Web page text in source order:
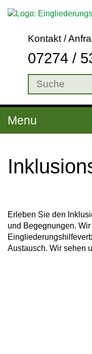
Kontakt /
07274 /
Menu
Erleben Sie den
und Begegnungen.
Austausch. Wir sehen